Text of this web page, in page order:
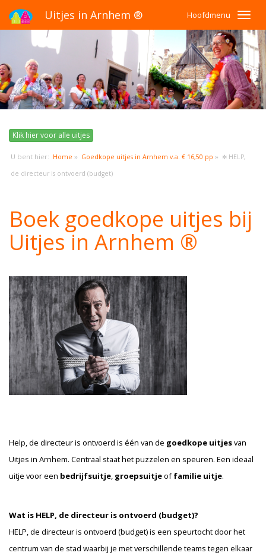
Hoofdmenu
Uitjes in Arnhem ®
Klik hier voor alle uitjes
U bent hier: Home » Goedkope uitjes in Arnhem v.a. € 16,50 pp » ✻ HELP,
de directeur is ontvoerd (budget)
Boek goedkope uitjes bij
Uitjes in Arnhem ®
Help, de directeur is ontvoerd is één van de goedkope uitjesvan
Uitjes in Arnhem. Centraal staat het puzzelen en speuren. Een ideaal
uitje voor een bedrijfsuitje, groepsuitjeoffamilie uitje.
Wat is HELP, de directeur is ontvoerd (budget)?
HELP, de directeur is ontvoerd (budget) is een speurtocht door het
centrum van de stad waarbij je met verschillende teams tegen elkaar